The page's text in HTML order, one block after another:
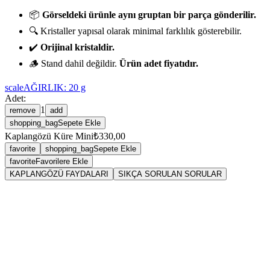
📦 Görseldeki ürünle aynı gruptan bir parça gönderilir.
🔍 Kristaller yapısal olarak minimal farklılık gösterebilir.
✔️ Orijinal kristaldir.
🪵 Stand dahil değildir. Ürün adet fiyatıdır.
scaleAĞIRLIK: 20 g
Adet:
remove 1
add
shopping_bagSepete Ekle
Kaplangözü Küre Mini₺330,00
favorite shopping_bagSepete Ekle
favoriteFavorilere Ekle
KAPLANGÖZÜ FAYDALARI
SIKÇA SORULAN SORULAR